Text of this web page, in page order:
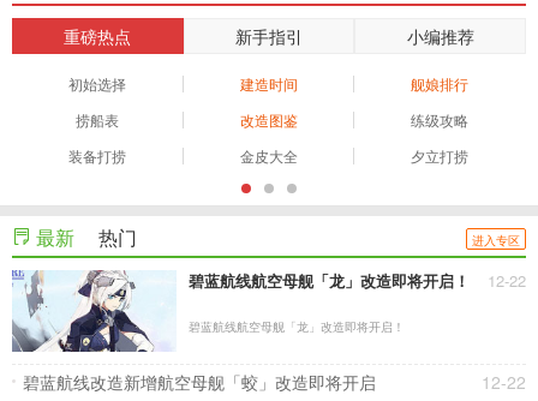
重磅热点 新手指引 小编推荐
初始选择 建造时间
舰娘排行
捞船表
改造图鉴
练级攻略
装备打捞
金皮大全 夕立打捞
最新 热门 进入专区
碧蓝航线航空母舰「龙」改造即将开启！ 12-22
碧蓝航线航空母舰「龙」改造即将开启！
12-22
碧蓝航线改造新增航空母舰「蛟」改造即将开启